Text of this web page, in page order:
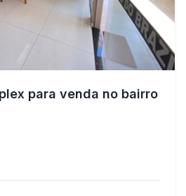
para venda no bairro